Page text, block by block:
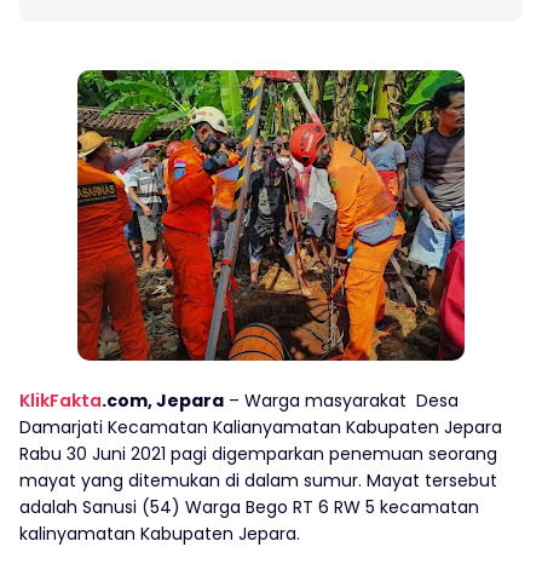
KlikFakta.com, Jepara – Warga masyarakat Desa
Damarjati Kecamatan Kalianyamatan Kabupaten Jepara
Rabu 30 Juni 2021 pagi digemparkan penemuan seorang
mayat yang ditemukan di dalam sumur. Mayat tersebut
adalah Sanusi (54) Warga Bego RT 6 RW 5 kecamatan
kalinyamatan Kabupaten Jepara.